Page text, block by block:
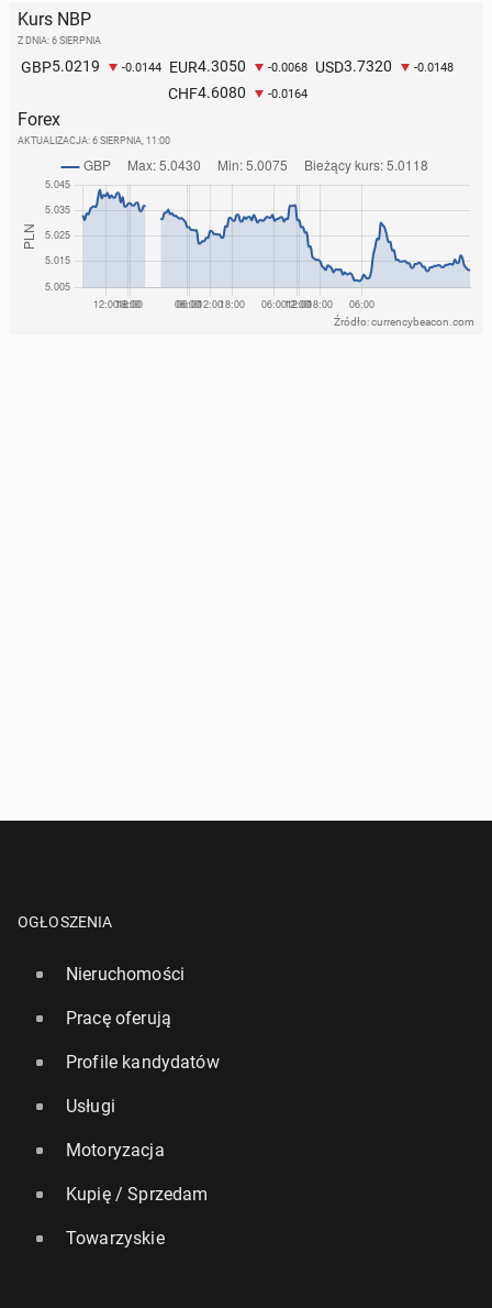
Kurs NBP
Z DNIA: 6 SIERPNIA
GBP5.0219 -0.0144 EUR4.3050 -0.0068 USD3.7320 -0.0148
CHF4.6080 -0.0164
Forex
AKTUALIZACJA: 6 SIERPNIA, 11:00
Źródło: currencybeacon.com
OGŁOSZENIA
Nieruchomości
Pracę oferują
Profile kandydatów
Usługi
Motoryzacja
Kupię / Sprzedam
Towarzyskie